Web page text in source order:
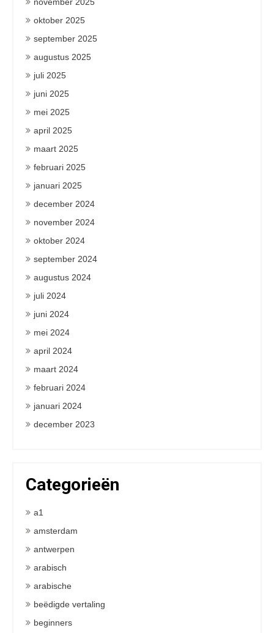
oktober 2025
september 2025
augustus 2025
juli 2025
juni 2025
mei 2025
april 2025
maart 2025
februari 2025
januari 2025
december 2024
november 2024
oktober 2024
september 2024
augustus 2024
juli 2024
juni 2024
mei 2024
april 2024
maart 2024
februari 2024
januari 2024
december 2023
Categorieën
a1
amsterdam
antwerpen
arabisch
arabische
beëdigde vertaling
beginners